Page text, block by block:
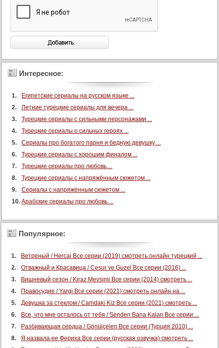
49 серия
49 серия (суб)
50 серия (суб)
51 серия
52 серия
53 серия (суб)
54 серия
54 серия (суб)
55 серия
56 серия (суб)
57 серия
58 серия (суб)
59 серия
59 серия (суб)
60 серия
Интересное:
Египетские сериалы на русском языке ...
Летние турецкие сериалы для вечера ...
Турецкие сериалы с сильными персонажами ...
Турецкие сериалы о сильных героях ...
Сериалы про богатого парня и бедную девушку ...
Турецкие сериалы с хорошим финалом ...
Турецкие сериалы про любовь ...
Турецкие сериалы с напряжённым сюжетом ...
Сериалы с напряжённым сюжетом ...
Арабские сериалы про любовь ...
Популярное:
Ветреный / Hercai Все серии (2019) смотреть онлайн турецкий ...
Отважный и Красавица / Cesur ve Guzel Все серии (2016) ...
Вишневый сезон / Kiraz Mevsimi Все серии (2014) смотреть ...
Правосудие / Yargi Все серии (2021) смотреть онлайн на ...
Девушка за стеклом / Camdaki Kiz Все серии (2021) смотреть ...
Все, что мне осталось от тебя / Senden Bana Kalan Все серии ...
Разбивающая сердца / Gönülçelen Все серии (Турция 2010) ...
Я назвала ее Фериха Все серии (русская озвучка) смотреть ...